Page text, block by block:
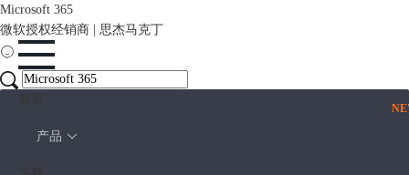
Microsoft 365
微软授权经销商 | 思杰马克丁
产品